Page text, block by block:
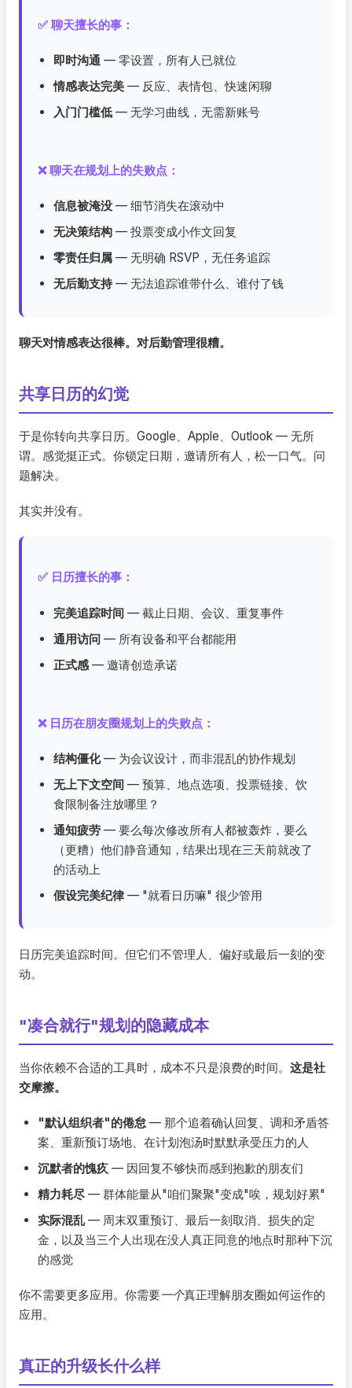
✅ 聊天擅长的事：
即时沟通 — 零设置，所有人已就位
情感表达完美 — 反应、表情包、快速闲聊
入门门槛低 — 无学习曲线，无需新账号
❌ 聊天在规划上的失败点：
信息被淹没 — 细节消失在滚动中
无决策结构 — 投票变成小作文回复
零责任归属 — 无明确 RSVP，无任务追踪
无后勤支持— 无法追踪谁带什么、谁付了钱
聊天对情感表达很棒。对后勤管理很糟。
共享日历的幻觉
于是你转向共享日历。Google、Apple、Outlook — 无所
谓。感觉挺正式。你锁定日期，邀请所有人，松一口气。问
题解决。
其实并没有。
✅ 日历擅长的事：
完美追踪时间 — 截止日期、会议、重复事件
通用访问 — 所有设备和平台都能用
正式感 — 邀请创造承诺
❌ 日历在朋友圈规划上的失败点：
结构僵化— 为会议设计，而非混乱的协作规划
无上下文空间 — 预算、地点选项、投票链接、饮
食限制备注放哪里？
通知疲劳 — 要么每次修改所有人都被轰炸，要么
（更糟）他们静音通知，结果出现在三天前就改了
的活动上
假设完美纪律 — "就看日历嘛" 很少管用
日历完美追踪时间。但它们不管理人、偏好或最后一刻的变
动。
"凑合就行"规划的隐藏成本
当你依赖不合适的工具时，成本不只是浪费的时间。 这是社
交摩擦。
"默认组织者"的倦怠 — 那个追着确认回复、调和矛盾答
案、重新预订场地、在计划泡汤时默默承受压力的人
沉默者的愧疚 — 因回复不够快而感到抱歉的朋友们
精力耗尽 — 群体能量从"咱们聚聚"变成"唉，规划好累"
实际混乱 — 周末双重预订、最后一刻取消、损失的定
金，以及当三个人出现在没人真正同意的地点时那种下沉
的感觉
你不需要更多应用。你需要一个真正理解朋友圈如何运作的
应用。
真正的升级长什么样